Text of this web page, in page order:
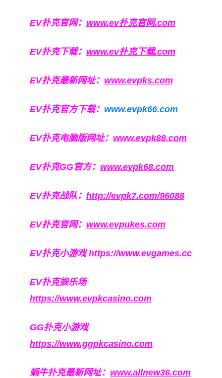
EV扑克官网： www.ev扑克官网.com
EV扑克下载： www.ev扑克下载.com
EV扑克最新网址： www.evpks.com
EV扑克官方下载： www.evpk66.com
EV扑克电脑版网址： www.evpk88.com
EV扑克GG官方： www.evpk68.com
EV扑克战队： http://evpk7.com/96088
EV扑克官网： www.evpukes.com
EV扑克小游戏https://www.evgames.cc
EV扑克娱乐场
https://www.evpkcasino.com
GG扑克小游戏
https://www.ggpkcasino.com
蜗牛扑克最新网址： www.allnew36.com